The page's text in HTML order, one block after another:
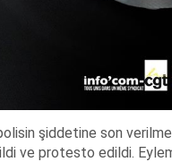
şiddetine son
ve protesto edildi.